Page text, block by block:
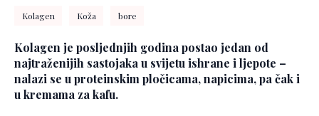
Kolagen Koža bore
Kolagen je posljednjih godina postao jedan od
najtraženijih sastojaka u svijetu ishrane i ljepote –
nalazi se u proteinskim pločicama, napicima, pa čak i
u kremama za kafu.